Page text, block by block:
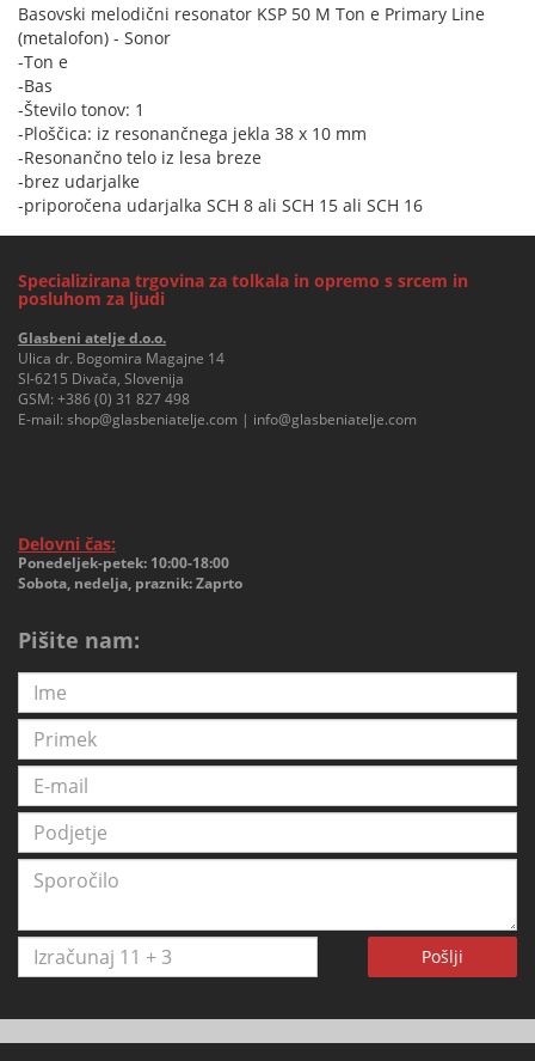
Basovski melodični resonator KSP 50 M Ton e Primary Line
(metalofon) - Sonor
-Ton e
-Bas
-Število tonov: 1
-Ploščica: iz resonančnega jekla 38 x 10 mm
-Resonančno telo iz lesa breze
-brez udarjalke
-priporočena udarjalka SCH 8 ali SCH 15 ali SCH 16
Specializirana trgovina za tolkala in opremo s srcem in
posluhom za ljudi
Glasbeni atelje d.o.o.
Ulica dr. Bogomira Magajne 14
SI-6215 Divača, Slovenija
GSM: +386 (0) 31 827 498
E-mail: shop@glasbeniatelje.com | info@glasbeniatelje.com
Delovni čas:
Ponedeljek-petek: 10:00-18:00
Sobota, nedelja, praznik: Zaprto
Pišite nam:
Pošlji